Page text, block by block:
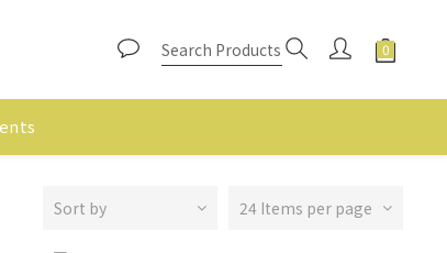
Sort by 24 Items per page